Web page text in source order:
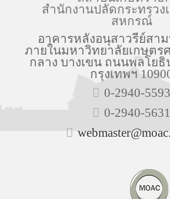
สำนักงานปลัดกระทรวง
สหกรณ์
อาคารหลังอนุสาวรีย์สา
ภายในมหาวิทยาลัยเกษตร
กลาง บางเขน ถนนพลโยธิ
กรุงเทพฯ
0-2940-5593
0-2940-5631